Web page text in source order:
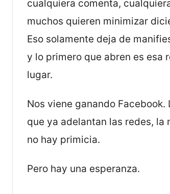
cualquiera comenta,
muchos quieren minimizar
Eso solamente deja de
y lo primero que abren es esa
lugar.
Nos viene ganando
que ya adelantan las redes, la
no hay primicia.
Pero hay una esperanza.